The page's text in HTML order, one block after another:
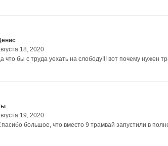
18, 2020
что бы с труда уехать на слободу!!! вот почему нужен
19, 2020
большое, что вместо 9 трамвай запустили в